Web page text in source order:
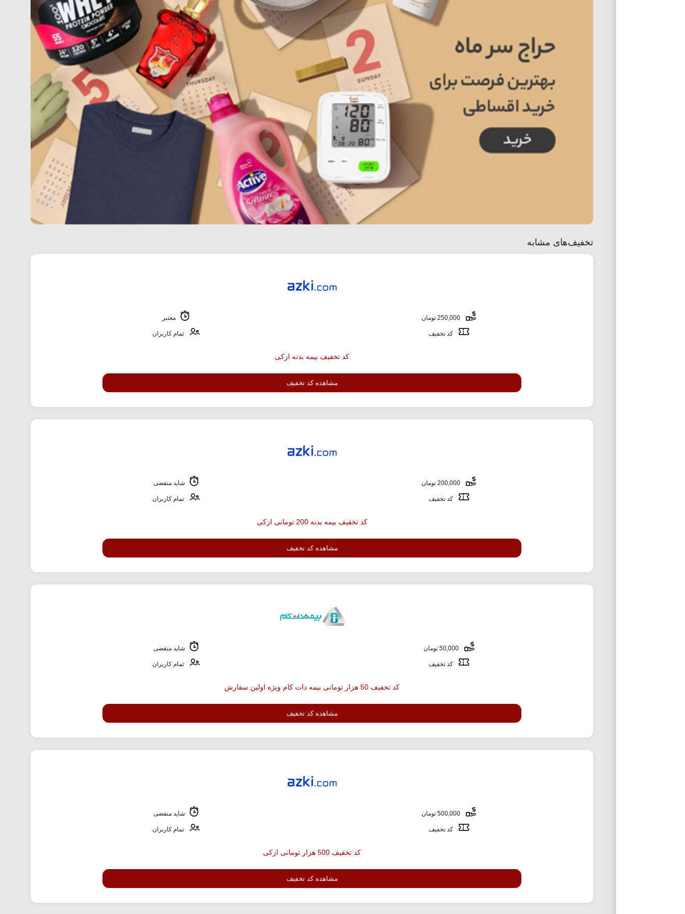
تخفیف‌های مشابه
معتبر
کد تخفیف تمام کاربران
کد تخفیف بیمه بدنه ازکی
مشاهده کد تخفیف
شاید منقضی
کد تخفیف تمام کاربران
کد تخفیف بیمه بدنه 200 تومانی ازکی
مشاهده کد تخفیف
50,000 تومان شاید منقضی
کد تخفیف تمام کاربران
کد تخفیف 50 هزار تومانی بیمه دات کام ویژه اولین سفارش
مشاهده کد تخفیف
شاید منقضی
کد تخفیف تمام کاربران
کد تخفیف 500 هزار تومانی ازکی
مشاهده کد تخفیف